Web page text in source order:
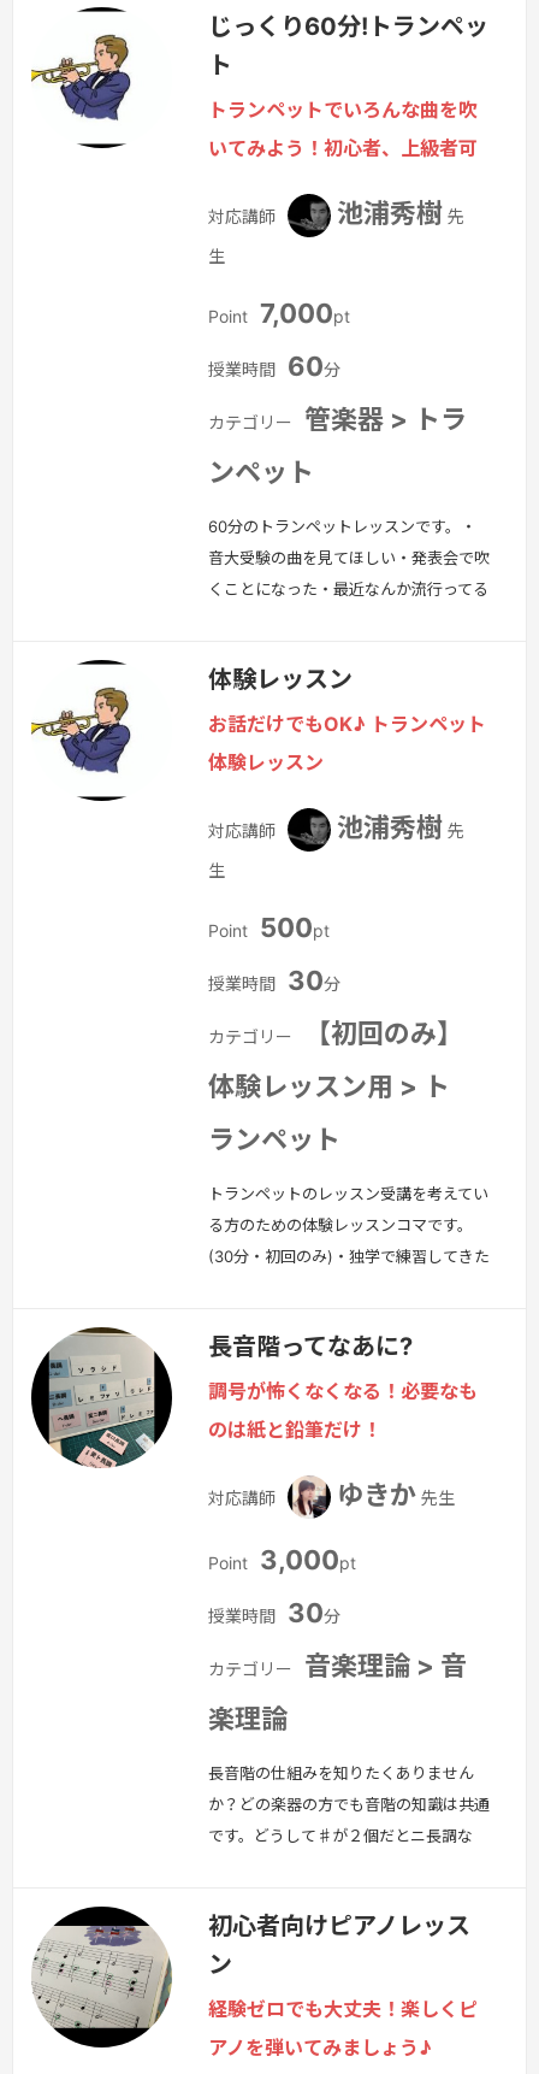
行ってるって聞いて…・基礎練習はどこ
からやればいいの？・私に合った奏法を
場からステージまでのあらゆるお悩みに
対応しています。「好きな曲を弾けるレ
たが…続きを見る »
じっくり60分!トランペッ
ト
トランペットでいろんな曲を吹
いてみよう！初心者、上級者可
対応講師 池浦秀樹 先
生
Point 7,000pt
授業時間 60分
カテゴリー
管楽器 > トラ
ンペット
60分のトランペットレッスンです。・
音大受験の曲を見てほしい・発表会で吹
くことになった・最近なんか流行ってる
索してほしいなどなど、学校現場からス
テージまでのあらゆるお悩みに対応して
を一番大切にしています。あなたが弾き
たいと思っている曲が、上達の近道とに
かく楽しくレッスンしていきましょう！
急に…
体験レッスン
お話だけでもOK♪ トランペット
体験レッスン
対応講師 池浦秀樹 先
生
Point 500pt
授業時間 30分
カテゴリー
【初回のみ】
体験レッスン用 > ト
ランペット
トランペットのレッスン受講を考えてい
る方のための体験レッスンコマです。
(30分・初回のみ)・独学で練習してきた
してみたい！・どの楽器を買おうか迷っ
ているから相談したい！体験レッスンで
お気軽になんでもご相談ください。
長音階ってなあに?
調号が怖くなくなる！必要なも
のは紙と鉛筆だけ！
対応講師 ゆきか先生
Point 3,000pt
授業時間 30分
カテゴリー
音楽理論 > 音
楽理論
長音階の仕組みを知りたくありません
か？どの楽器の方でも音階の知識は共通
です。どうして♯が２個だとニ長調な
勉強がスムーズになります。ドレミファ
ソラシドの順番がわかる人なら誰でも大
から「この曲は何調？」と聞かれ困って
いる方にもきっと助けになると思いま
初心者向けピアノレッス
ン
経験ゼロでも大丈夫！楽しくピ
アノを弾いてみましょう♪